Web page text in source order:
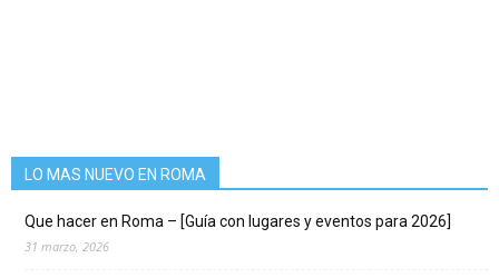
LO MAS NUEVO EN ROMA
Que hacer en Roma – [Guía con lugares y eventos para 2026]
31 marzo, 2026